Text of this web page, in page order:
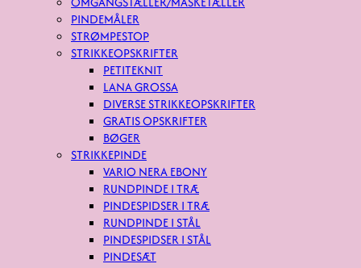
PINDEMÅLER
STRØMPESTOP
STRIKKEOPSKRIFTER
PETITEKNIT
LANA GROSSA
DIVERSE STRIKKEOPSKRIFTER
GRATIS OPSKRIFTER
BØGER
STRIKKEPINDE
VARIO NERA EBONY
RUNDPINDE I TRÆ
PINDESPIDSER I TRÆ
RUNDPINDE I STÅL
PINDESPIDSER I STÅL
PINDESÆT